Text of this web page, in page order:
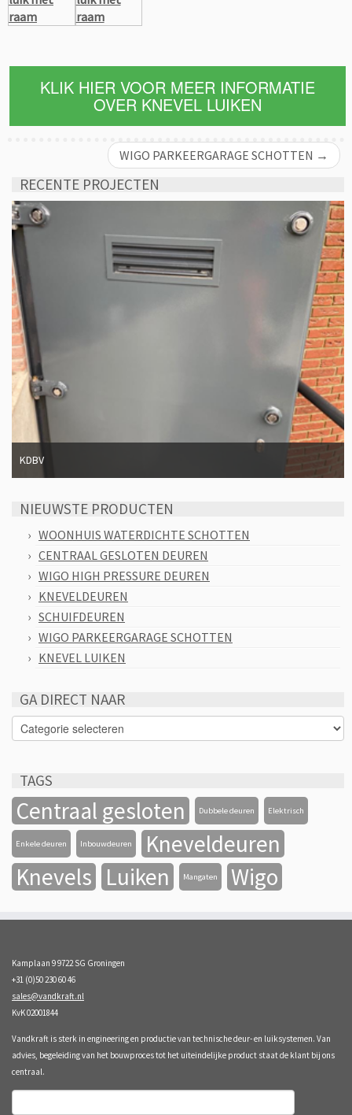
KLIK HIER VOOR MEER INFORMATIE
OVER KNEVEL LUIKEN
WIGO PARKEERGARAGE SCHOTTEN →
RECENTE PROJECTEN
KDBV
NIEUWSTE PRODUCTEN
WOONHUIS WATERDICHTE SCHOTTEN
CENTRAAL GESLOTEN DEUREN
WIGO HIGH PRESSURE DEUREN
KNEVELDEUREN
SCHUIFDEUREN
WIGO PARKEERGARAGE SCHOTTEN
KNEVEL LUIKEN
GA DIRECT NAAR
GA
DIRECT
TAGS
Centraal gesloten Dubbele deuren Elektrisch
Enkele deuren Inbouwdeuren
Kneveldeuren
Knevels Luiken Mangaten Wigo
Kamplaan 9 9722 SG Groningen
+31 (0)50 230 60 46
sales@vandkraft.nl
KvK 02001844
Vandkraft is sterk in engineering en productie van technische deur- en luiksystemen. Van
advies, begeleiding van het bouwproces tot het uiteindelijke product staat de klant bij ons
centraal.